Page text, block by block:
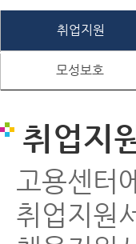
취업지원
모성보호
취업지원
고용센터
취업지원